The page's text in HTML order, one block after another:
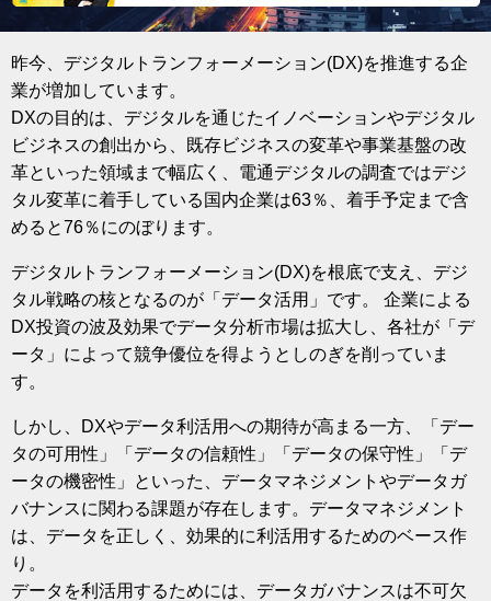
昨今、デジタルトランフォーメーション(DX)を推進する企
業が増加しています。
DXの目的は、デジタルを通じたイノベーションやデジタル
ビジネスの創出から、既存ビジネスの変革や事業基盤の改
革といった領域まで幅広く、電通デジタルの調査ではデジ
タル変革に着手している国内企業は63％、着手予定まで含
めると76％にのぼります。
デジタルトランフォーメーション(DX)を根底で支え、デジ
タル戦略の核となるのが「データ活用」です。 企業による
DX投資の波及効果でデータ分析市場は拡大し、各社が「デ
ータ」によって競争優位を得ようとしのぎを削っていま
す。
しかし、DXやデータ利活用への期待が高まる一方、「デー
タの可用性」「データの信頼性」「データの保守性」「デ
ータの機密性」といった、データマネジメントやデータガ
バナンスに関わる課題が存在します。データマネジメント
は、データを正しく、効果的に利活用するためのベース作
り。
データを利活用するためには、データガバナンスは不可欠